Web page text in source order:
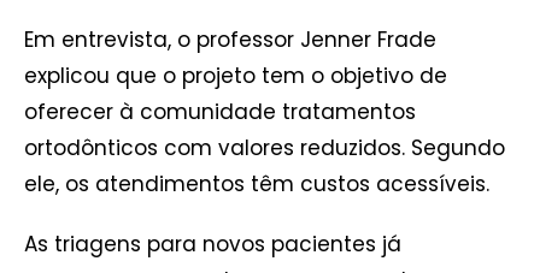
Em entrevista, o professor Jenner Frade
explicou que o projeto tem o objetivo de
oferecer à comunidade tratamentos
ortodônticos com valores reduzidos. Segundo
ele, os atendimentos têm custos acessíveis.
As triagens para novos pacientes já